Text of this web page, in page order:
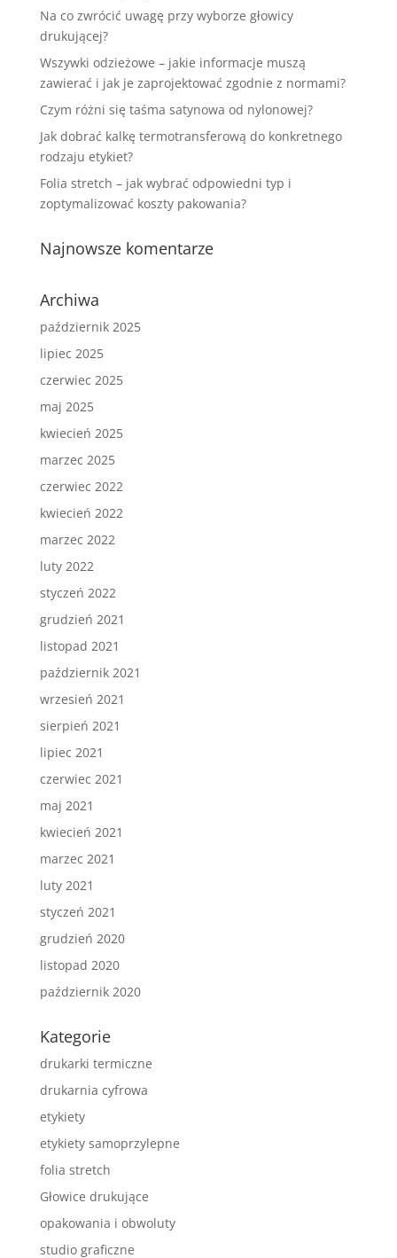
Na co zwrócić uwagę przy wyborze głowicy
drukującej?
Wszywki odzieżowe – jakie informacje muszą
zawierać i jak je zaprojektować zgodnie z normami?
Czym różni się taśma satynowa od nylonowej?
Jak dobrać kalkę termotransferową do konkretnego
rodzaju etykiet?
Folia stretch – jak wybrać odpowiedni typ i
zoptymalizować koszty pakowania?
Najnowsze komentarze
Archiwa
październik 2025
lipiec 2025
czerwiec 2025
maj 2025
kwiecień 2025
marzec 2025
czerwiec 2022
kwiecień 2022
marzec 2022
luty 2022
styczeń 2022
grudzień 2021
listopad 2021
październik 2021
wrzesień 2021
sierpień 2021
lipiec 2021
czerwiec 2021
maj 2021
kwiecień 2021
marzec 2021
luty 2021
styczeń 2021
grudzień 2020
listopad 2020
październik 2020
Kategorie
drukarki termiczne
drukarnia cyfrowa
etykiety
etykiety samoprzylepne
folia stretch
Głowice drukujące
opakowania i obwoluty
studio graficzne